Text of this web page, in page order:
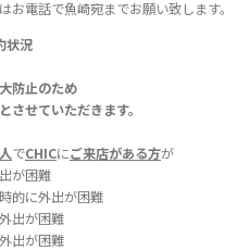
お電話で魚崎宛までお願い致します。
状況
防止のため
させていただきます。
でCHICにご来店がある方が
が困難
的に外出が困難
出が困難
出が困難